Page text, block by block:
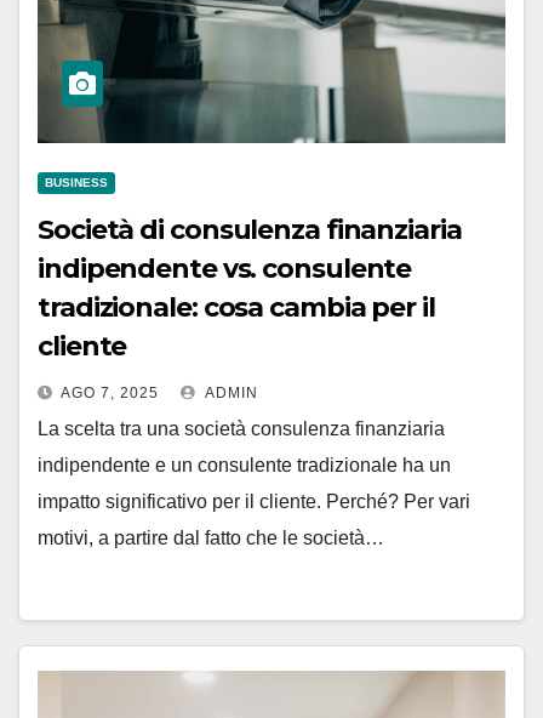
BUSINESS
Società di consulenza finanziaria
indipendente vs. consulente
tradizionale: cosa cambia per il
cliente
AGO 7, 2025 ADMIN
La scelta tra una società consulenza finanziaria
indipendente e un consulente tradizionale ha un
impatto significativo per il cliente. Perché? Per vari
motivi, a partire dal fatto che le società…